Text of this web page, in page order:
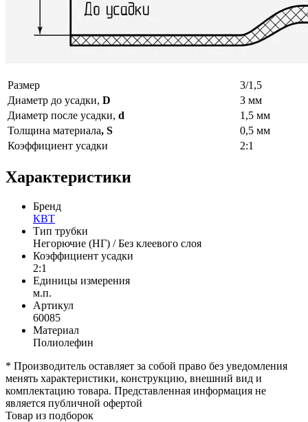
Размер
3/1,5
Диаметр до усадки, D
3 мм
Диаметр после усадки, d
1,5 мм
Толщина материала, S
0,5 мм
Коэффициент усадки
2:1
Характеристики
Бренд
КВТ
Тип трубки
Негорючие (НГ) / Без клеевого слоя
Коэффициент усадки
2:1
Единицы измерения
м.п.
Артикул
60085
Материал
Полиолефин
* Производитель оставляет за собой право без уведомления
менять характеристики, конструкцию, внешний вид и
комплектацию товара. Представленная информация не
является публичной офертой
Товар из подборок